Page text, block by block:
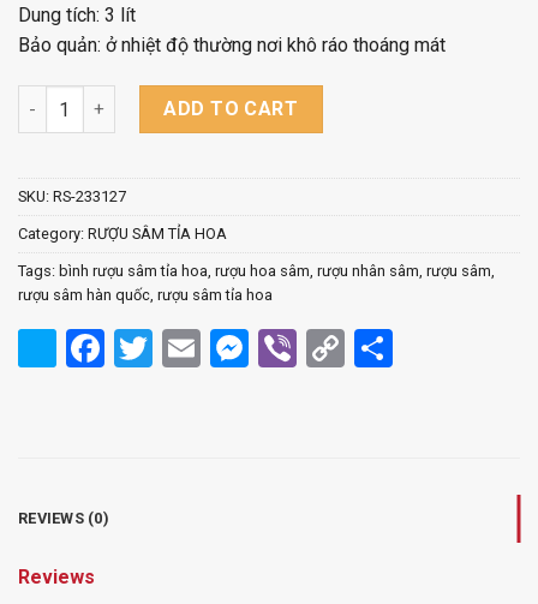
Dung tích: 3 lít
Bảo quản: ở nhiệt độ thường nơi khô ráo thoáng mát
Rượu Sâm Tỉa Hoa- Bình 3 lít quantity
ADD TO CART
SKU: RS-233127
Category: RƯỢU SÂM TỈA HOA
Tags: bình rượu sâm tỉa hoa, rượu hoa sâm, rượu nhân sâm, rượu sâm,
rượu sâm hàn quốc, rượu sâm tỉa hoa
Facebook
Twitter
EmailMessenger
ViberCopy
REVIEWS (0)
Reviews